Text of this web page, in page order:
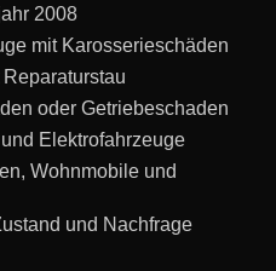
2008
mit Karosserieschäden
oder Getriebeschaden
Elektrofahrzeuge
Wohnmobile und
und Nachfrage